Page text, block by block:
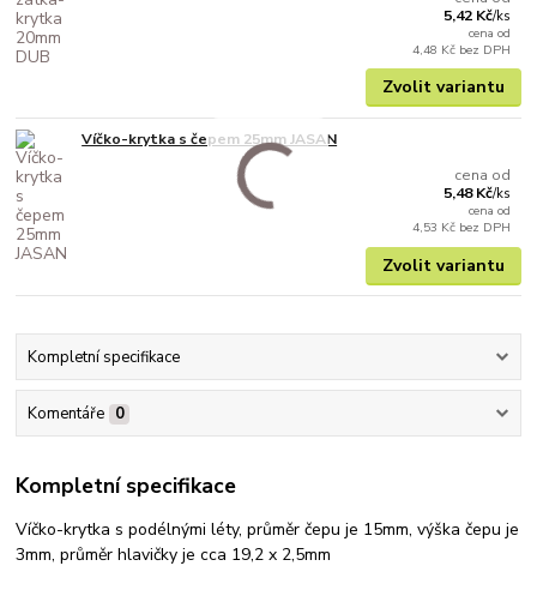
5,42 Kč/ks
cena od
4,48 Kč bez DPH
Zvolit variantu
Víčko-krytka s čepem 25mm JASAN
cena od
5,48 Kč/ks
cena od
4,53 Kč bez DPH
Zvolit variantu
Kompletní specifikace
Komentáře 0
Kompletní specifikace
Víčko-krytka s podélnými léty, průměr čepu je 15mm, výška čepu je
3mm, průměr hlavičky je cca 19,2 x 2,5mm